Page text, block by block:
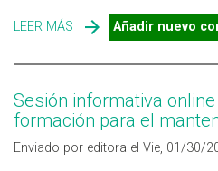
LEER MÁS SOBRE LA UE INICIA EL
PFAS EN EL AGUA
Añadir nuevo
Sesión informativa
formación para el
Enviado por editora el Vie, 01/30/